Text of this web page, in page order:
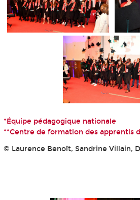
*Équipe pédagogique nationale
**Centre de formation des apprentis
© Laurence Benoît, Sandrine Villain,